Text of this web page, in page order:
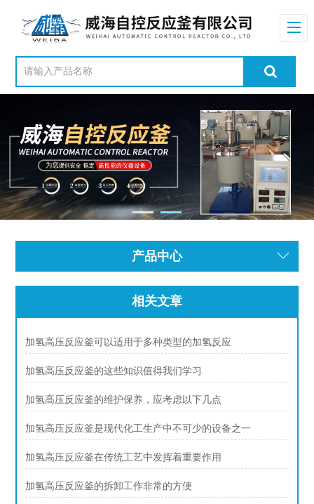
产品中心
相关文章
加氢高压反应釜可以适用于多种类型的加氢反应
加氢高压反应釜的这些知识值得我们学习
加氢高压反应釜的维护保养，应考虑以下几点
加氢高压反应釜是现代化工生产中不可少的设备之一
加氢高压反应釜在传统工艺中发挥着重要作用
加氢高压反应釜的拆卸工作非常的方便